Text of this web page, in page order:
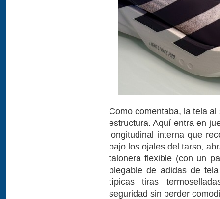
Como comentaba, la tela
estructura. Aquí entra en
longitudinal interna que
bajo los ojales del tarso,
talonera flexible (con un
plegable de adidas de
típicas tiras
seguridad sin perder